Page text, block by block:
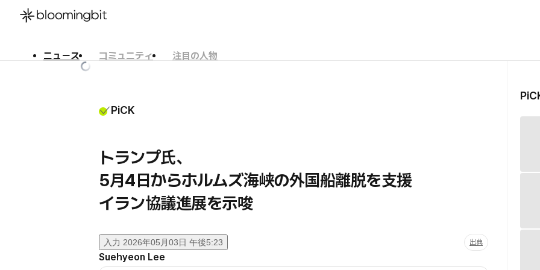
ニュース コミュニティ
注目の人物
PiCK
トランプ氏、
5月4日からホルムズ海峡の外国船離脱を支援
イラン協議進展を示唆
入力 2026年05月03日 午後5:23 出典
Suehyeon Lee